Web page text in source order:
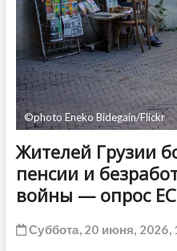
©photo Eneko Bidegain/Flickr
Жителей Грузии
пенсии и
войны — опрос ЕС
Суббота, 20 июня, 2026,